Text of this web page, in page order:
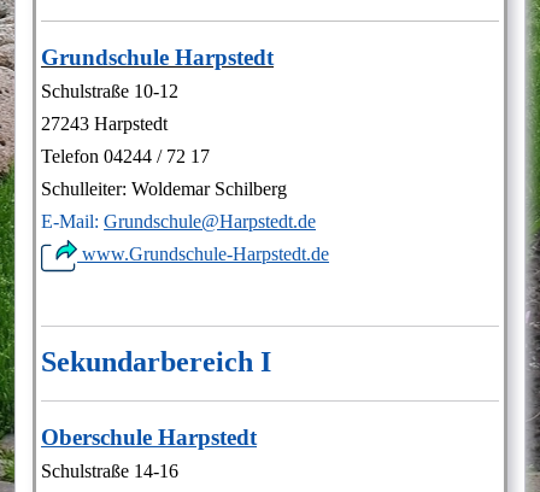
Grundschule Harpstedt
Schulstraße 10-12
27243 Harpstedt
Telefon 04244 / 72 17
Schulleiter: Woldemar Schilberg
E-Mail:Grundschule@Harpstedt.de
www.Grundschule-Harpstedt.de
Sekundarbereich I
Oberschule Harpstedt
Schulstraße 14-16